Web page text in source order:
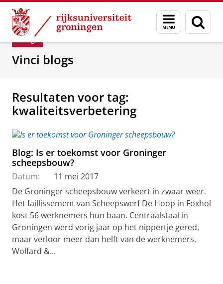
Skip
Content
Skip
Navigation
Menu
en
zoeken
Department of Innovation Management &
Blog
Vinci blogs
Resultaten voor tag:
kwaliteitsverbetering
Blog: Is er toekomst voor Groninger
scheepsbouw?
Datum:
11 mei 2017
De Groninger scheepsbouw verkeert in zwaar weer.
Het faillissement van Scheepswerf De Hoop in Foxhol
kost 56 werknemers hun baan. Centraalstaal in
Groningen werd vorig jaar op het nippertje gered,
maar verloor meer dan helft van de werknemers.
Wolfard &...